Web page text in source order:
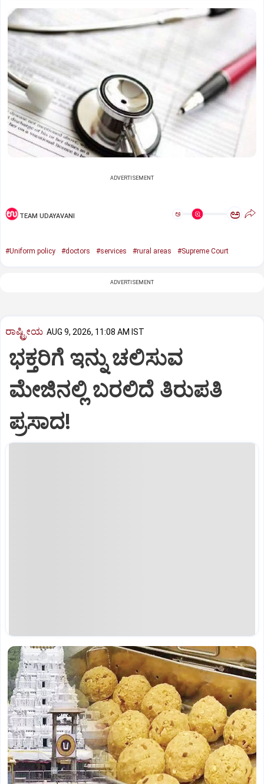
ADVERTISEMENT
TEAM UDAYAVANI ಅ ಅ
#Uniform policy #doctors #services #rural areas #Supreme Court
ADVERTISEMENT
ರಾಷ್ಟ್ರೀಯ AUG 9, 2026, 11:08 AM IST
ಭಕ್ತರಿಗೆ ಇನ್ನು ಚಲಿಸುವ
ಮೇಜಿನಲ್ಲಿ ಬರಲಿದೆ ತಿರುಪತಿ
ಪ್ರಸಾದ!